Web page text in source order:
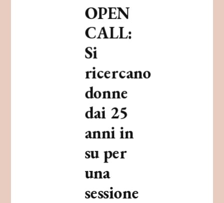
OPEN
CALL:
Si
ricercano
donne
dai 25
anni in
su per
una
sessione